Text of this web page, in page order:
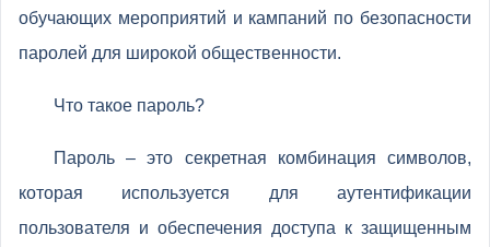
обучающих мероприятий и кампаний по безопасности
паролей для широкой общественности.
Что такое пароль?
Пароль – это секретная комбинация символов,
которая используется для аутентификации
пользователя и обеспечения доступа к защищенным